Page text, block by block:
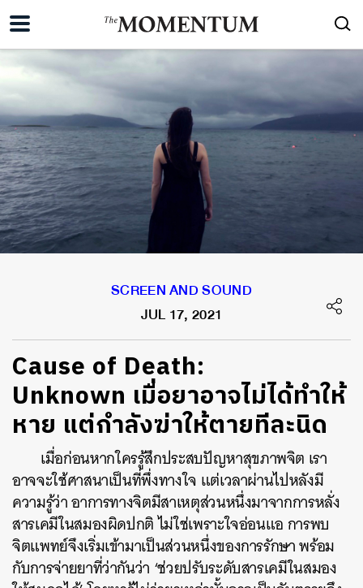
SCREEN AND SOUND
JUL 17, 2021
Cause of Death:
Unknown เมื่อยาอาจไม่ได้ทำให้
หาย แต่กำลังฆ่าให้ตายทีละนิด
เมื่อก่อนหากใครรู้สึกประสบปัญหาสุขภาพจิต เรา
อาจจะใช้ศาสนาเป็นที่พึ่งทางใจ แต่เวลาผ่านไปหลังมี
ความรู้ว่า อาการทางจิตมีสาเหตุส่วนหนึ่งมาจากการหลั่ง
สารเคมีในสมองผิดปกติ ไม่ใช่เพราะใจอ่อนแอ การพบ
จิตแพทย์จึงเริ่มเข้ามาเป็นส่วนหนึ่งของการรักษา พร้อม
กับการจ่ายยาที่ว่ากันว่า ‘ช่วยปรับระดับสารเคมีในสมอง